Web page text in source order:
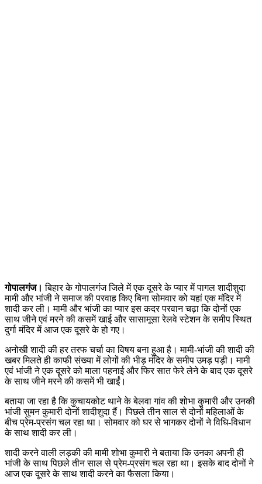
गोपालगंज। बिहार के गोपालगंज जिले में एक दूसरे के प्यार में पागल शादीशुदा
मामी और भांजी ने समाज की परवाह किए बिना सोमवार को यहां एक मंदिर में
शादी कर ली। मामी और भांजी का प्यार इस कदर परवान चढ़ा कि दोनों एक
साथ जीने एवं मरने की कसमें खाई और सासामूसा रेलवे स्टेशन के समीप स्थित
दुर्गा मंदिर में आज एक दूसरे के हो गए।
अनोखी शादी की हर तरफ चर्चा का विषय बना हुआ है। मामी-भांजी की शादी की
खबर मिलते ही काफी संख्या में लोगों की भीड़ मंदिर के समीप उमड़ पड़ी। मामी
एवं भांजी ने एक दूसरे को माला पहनाई और फिर सात फेरे लेने के बाद एक दूसरे
के साथ जीने मरने की कसमें भी खाईं।
बताया जा रहा है कि कुचायकोट थाने के बेलवा गांव की शोभा कुमारी और उनकी
भांजी सुमन कुमारी दोनों शादीशुदा हैं। पिछले तीन साल से दोनों महिलाओं के
बीच प्रेम-प्रसंग चल रहा था। सोमवार को घर से भागकर दोनों ने विधि-विधान
के साथ शादी कर ली।
शादी करने वाली लड़की की मामी शोभा कुमारी ने बताया कि उनका अपनी ही
भांजी के साथ पिछले तीन साल से प्रेम-प्रसंग चल रहा था। इसके बाद दोनों ने
आज एक दूसरे के साथ शादी करने का फैसला किया।